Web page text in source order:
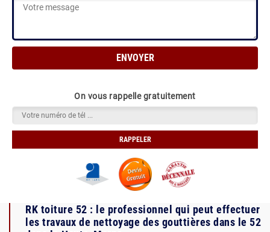
On vous rappelle gratuitement
RK toiture 52 : le professionnel qui peut effectuer
les travaux de nettoyage des gouttières dans le 52